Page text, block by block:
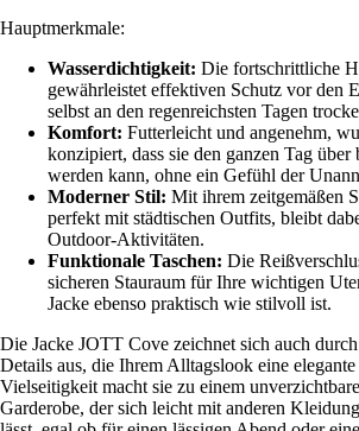
Hauptmerkmale:
Wasserdichtigkeit: Die fortschrittliche
gewährleistet effektiven Schutz vor den
selbst an den regenreichsten Tagen
Komfort: Futterleicht und angenehm,
konzipiert, dass sie den ganzen Tag über
werden kann, ohne ein Gefühl der
Moderner Stil: Mit ihrem zeitgemäßen
perfekt mit städtischen Outfits, bleibt
Outdoor-Aktivitäten.
Funktionale Taschen: Die
sicheren Stauraum für Ihre wichtigen
Jacke ebenso praktisch wie stilvoll ist.
Die Jacke JOTT Cove zeichnet sich auch
Details aus, die Ihrem Alltagslook eine
Vielseitigkeit macht sie zu einem
Garderobe, der sich leicht mit anderen